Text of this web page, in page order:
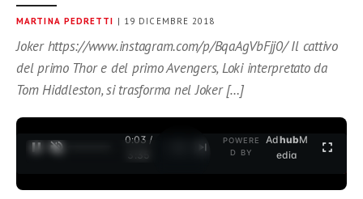
MARTINA PEDRETTI | 19 DICEMBRE 2018
Joker https://www.instagram.com/p/BqaAgVbFjj0/ Il cattivo
del primo Thor e del primo Avengers, Loki interpretato da
Tom Hiddleston, si trasforma nel Joker […]
0:03 /
3:35
POWERE
D BY
AdhubM
edia